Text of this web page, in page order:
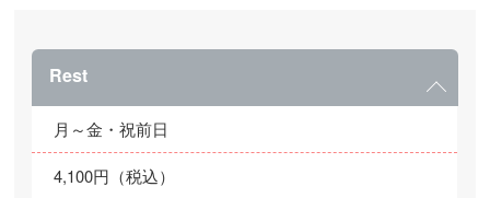
Rest
月～金・祝前日
4,100円（税込）